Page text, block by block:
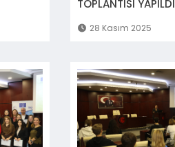
TOPLANTISI YAPILDI
28 Kasım 2025